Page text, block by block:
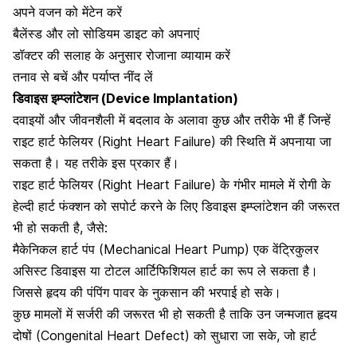
अपने वजन को मेंटेन करें
बैलेंस्ड और लो सोडियम डाइट को अपनाएं
डॉक्टर की सलाह के अनुसार रोजाना व्यायाम करें
तनाव से बचें और पर्याप्त नींद लें
डिवाइस इम्प्लांटेशन (Device Implantation)
दवाइयों और जीवनशैली में बदलाव के अलावा कुछ और तरीके भी हैं जिन्हें
राइट हार्ट फेलियर (Right Heart Failure) की स्थिति में अपनाया जा
सकता है। यह तरीके इस प्रकार हैं।
राइट हार्ट फेलियर (Right Heart Failure) के गंभीर मामले में रोगी के
हेल्दी हार्टफंक्शन को सपोर्ट करने के लिए डिवाइस इम्प्लांटेशन की जरूरत
भी हो सकती है, जैसे:
मैकेनिकल हार्ट पंप (Mechanical Heart Pump) एक वेंट्रिकुलर
असिस्ट डिवाइस या टोटल आर्टिफिशियल हार्ट का रूप ले सकता है।
जिससे हृदय की पंपिंग पावर के नुकसान की भरपाई हो सके।
कुछ मामलों में सर्जरी की जरूरत भी हो सकती है ताकि उनजन्मजात हृदय
दोषों (Congenital Heart Defect) को सुधारा जा सके, जो हार्ट